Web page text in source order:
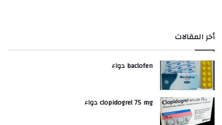
أخر المقالات
baclofen دواء
clopidogrel 75 mg دواء